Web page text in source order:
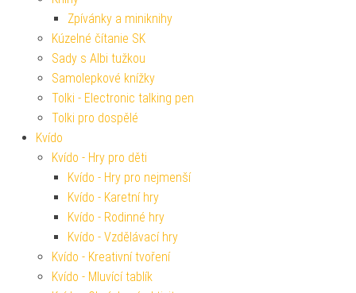
Zpívánky a miniknihy
Kúzelné čítanie SK
Sady s Albi tužkou
Samolepkové knížky
Tolki - Electronic talking pen
Tolki pro dospělé
Kvído
Kvído - Hry pro děti
Kvído - Hry pro nejmenší
Kvído - Karetní hry
Kvído - Rodinné hry
Kvído - Vzdělávací hry
Kvído - Kreativní tvoření
Kvído - Mluvící tablík